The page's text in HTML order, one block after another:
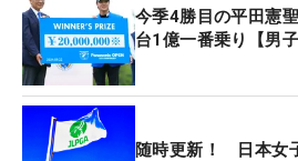
今季4勝目の平田憲
台1億一番乗り【男
随時更新！ 日本女